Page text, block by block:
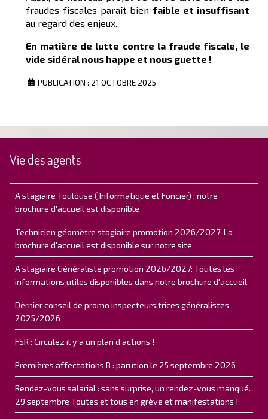
fraudes fiscales paraît bien faible et insuffisant
au regard des enjeux.
En matière de lutte contre la fraude fiscale, le
vide sidéral nous happe et nous guette !
PUBLICATION : 21 OCTOBRE 2025
Vie des agents
A stagiaire Toulouse ( Informatique et Foncier) : notre
brochure d'accueil est disponible
Technicien géomètre stagiaire promotion 2026/2027: La
brochure d'accueil est disponible sur notre site
A stagiaire Généraliste promotion 2026/2027: Toutes les
informations utiles disponibles dans notre brochure d'accueil
Dernier conseil de promo inspecteurs.trices généralistes
2025/2026
FSR : Circulez il y a un plan d’actions !
Premières affectations B : parution le 25 septembre 2026
Rendez-vous salarial : sans surprise, un rendez-vous manqué.
29 septembre Toutes et tous en grève et manifestations !